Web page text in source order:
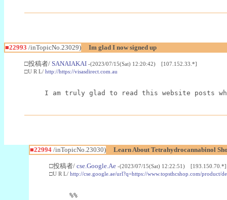
■22993 /inTopicNo.23029) Im glad I now signed up
□投稿者/ SANAIAKAI -(2023/07/15(Sat) 12:20:42) [107.152.33.*]
□U R L/ http://https://visasdirect.com.au
I am truly glad to read this website posts
■22994/inTopicNo.23030) Learn About Tetrahydrocannabinol
□投稿者/ cse.Google.Ae -(2023/07/15(Sat) 12:22:51) [193.150.70.*]
□U R L/ http://cse.google.ae/url?q=https://www.topsthcshop.com/
%%